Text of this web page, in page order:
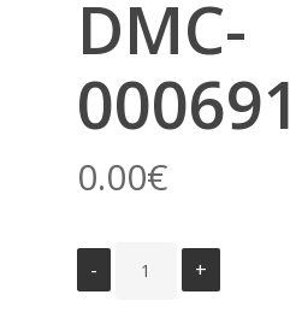
DMC-
000691
0.00€